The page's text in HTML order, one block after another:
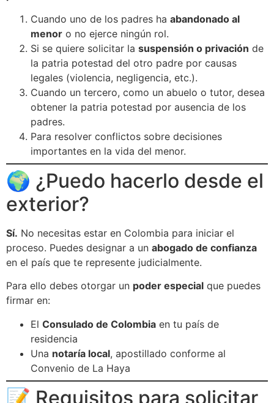
Cuando uno de los padres ha abandonado al
menor o no ejerce ningún rol.
Si se quiere solicitar la suspensión o privación de
la patria potestad del otro padre por causas
legales (violencia, negligencia, etc.).
Cuando un tercero, como un abuelo o tutor, desea
obtener la patria potestad por ausencia de los
padres.
Para resolver conflictos sobre decisiones
importantes en la vida del menor.
🌍 ¿Puedo hacerlo desde el
exterior?
Sí. No necesitas estar en Colombia para iniciar el
proceso. Puedes designar a un abogado de confianza
en el país que te represente judicialmente.
Para ello debes otorgar un poder especial que puedes
firmar en:
El Consulado de Colombia en tu país de
residencia
Una notaría local, apostillado conforme al
Convenio de La Haya
📝 Requisitos para solicitar